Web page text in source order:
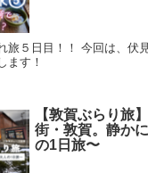
旅５日目！！ 今回は、伏
ます！
【敦賀ぶらり旅
街・敦賀。静か
の1日旅〜